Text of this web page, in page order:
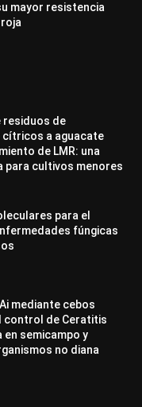
mayor resistencia
residuos de
a aguacate
de LMR: una
para cultivos menores
para el
fúngicas
mediante cebos
control de Ceratitis
semicampo y
no diana